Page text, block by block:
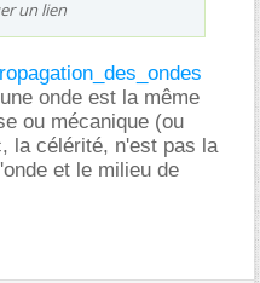
un lien
onde est la même
ou mécanique (ou
la célérité, n'est pas la
et le milieu de